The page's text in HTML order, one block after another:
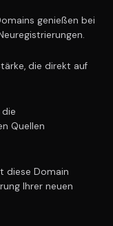
genießen bei
die direkt auf
Quellen
diese Domain
Ihrer neuen